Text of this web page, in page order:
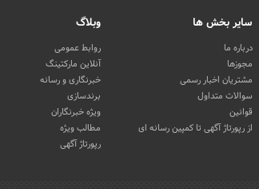
سایر بخش ها
درباره ما
مجوزها
مشتریان اخبار رسمی
سوالات متداول
قوانین
از رپورتاژ آگهی تا کمپین رسانه ای
وبلاگ
روابط عمومی
آنلاین مارکتینگ
خبرنگاری و رسانه
برندسازی
ویژه خبرنگاران
مطالب ویژه
رپورتاژ آگهی